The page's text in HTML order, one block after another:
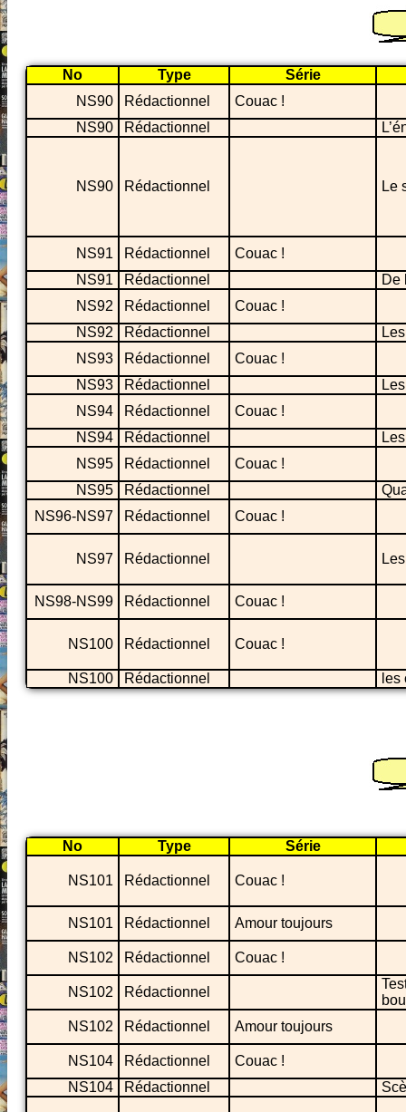
No Type
Série
NS90
Rédactionnel
Couac !
NS90
Rédactionnel
NS90 Rédactionnel Le
NS91 Rédactionnel
Couac !
NS91
Rédactionnel
De
NS92
Rédactionnel
Couac !
NS92
Rédactionnel
NS93
Rédactionnel
Couac !
NS93
Rédactionnel
NS94
Rédactionnel
Couac !
NS94
Rédactionnel
NS95
Rédactionnel
Couac !
NS95
Rédactionnel
NS96-NS97
Rédactionnel Couac !
NS97 Rédactionnel
NS98-NS99 Rédactionnel Couac !
NS100 Rédactionnel Couac !
NS100 Rédactionnel les
No Type Série
NS101 Rédactionnel Couac !
NS101 Rédactionnel Amour toujours
NS102 Rédactionnel Couac !
NS102 Rédactionnel
NS102
Rédactionnel Amour toujours
NS104 Rédactionnel
Couac !
NS104
Rédactionnel